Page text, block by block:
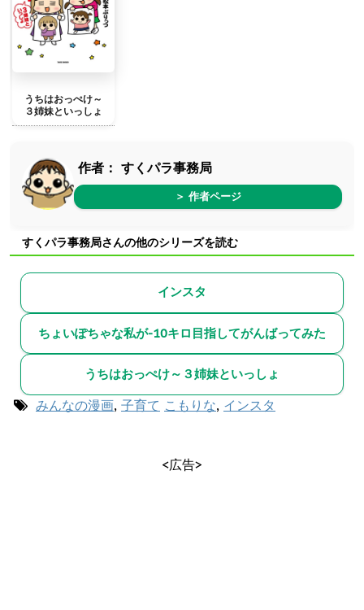
うちはおっぺけ～
３姉妹といっしょ
作者： すくパラ事務局
＞ 作者ページ
すくパラ事務局さんの他のシリーズを読む
インスタ
ちょいぽちゃな私が-10キロ目指してがんばってみた
うちはおっぺけ～３姉妹といっしょ
みんなの漫画, 子育て こもりな, インスタ
<広告>